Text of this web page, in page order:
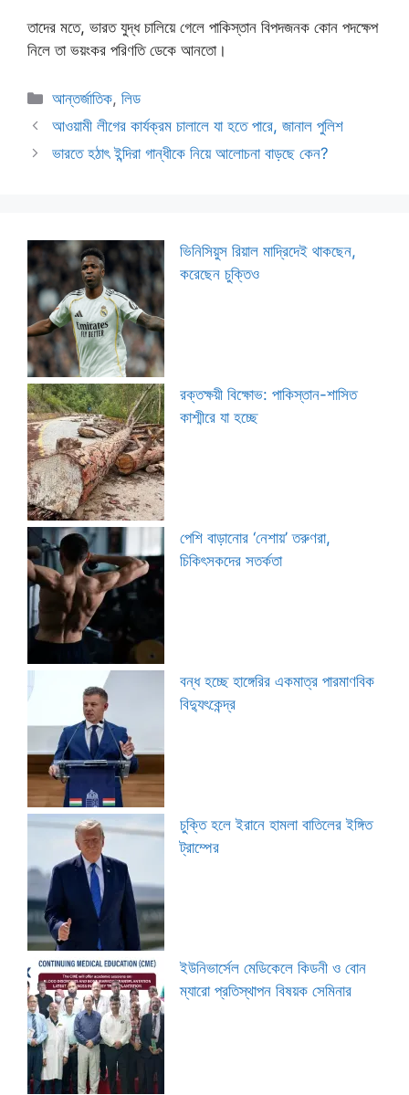
তাদের মতে, ভারত যুদ্ধ চালিয়ে গেলে পাকিস্তান বিপদজনক কোন পদক্ষেপ
নিলে তা ভয়ংকর পরিণতি ডেকে আনতো।
Categories
আন্তর্জাতিক,লিড
আওয়ামী লীগের কার্যক্রম চালালে যা হতে পারে, জানাল পুলিশ
ভারতে হঠাৎ ইন্দিরা গান্ধীকে নিয়ে আলোচনা বাড়ছে কেন?
ভিনিসিয়ুস রিয়াল মাদ্রিদেই থাকছেন,
করেছেন চুক্তিও
রক্তক্ষয়ী বিক্ষোভ: পাকিস্তান-শাসিত
কাশ্মীরে যা হচ্ছে
পেশি বাড়ানোর ‘নেশায়’ তরুণরা,
চিকিৎসকদের সতর্কতা
বন্ধ হচ্ছে হাঙ্গেরির একমাত্র পারমাণবিক
বিদ্যুৎকেন্দ্র
চুক্তি হলে ইরানে হামলা বাতিলের ইঙ্গিত
ট্রাম্পের
ইউনিভার্সেল মেডিকেলে কিডনী ও বোন
ম্যারো প্রতিস্থাপন বিষয়ক সেমিনার